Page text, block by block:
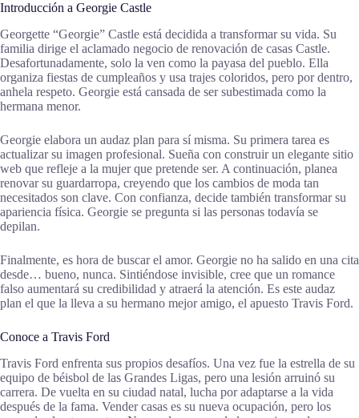
Introducción a Georgie Castle
Georgette “Georgie” Castle está decidida a transformar su vida. Su
familia dirige el aclamado negocio de renovación de casas Castle.
Desafortunadamente, solo la ven como la payasa del pueblo. Ella
organiza fiestas de cumpleaños y usa trajes coloridos, pero por dentro,
anhela respeto. Georgie está cansada de ser subestimada como la
hermana menor.
Georgie elabora un audaz plan para sí misma. Su primera tarea es
actualizar su imagen profesional. Sueña con construir un elegante sitio
web que refleje a la mujer que pretende ser. A continuación, planea
renovar su guardarropa, creyendo que los cambios de moda tan
necesitados son clave. Con confianza, decide también transformar su
apariencia física. Georgie se pregunta si las personas todavía se
depilan.
Finalmente, es hora de buscar el amor. Georgie no ha salido en una cita
desde… bueno, nunca. Sintiéndose invisible, cree que un romance
falso aumentará su credibilidad y atraerá la atención. Es este audaz
plan el que la lleva a su hermano mejor amigo, el apuesto Travis Ford.
Conoce a Travis Ford
Travis Ford enfrenta sus propios desafíos. Una vez fue la estrella de su
equipo de béisbol de las Grandes Ligas, pero una lesión arruinó su
carrera. De vuelta en su ciudad natal, lucha por adaptarse a la vida
después de la fama. Vender casas es su nueva ocupación, pero los